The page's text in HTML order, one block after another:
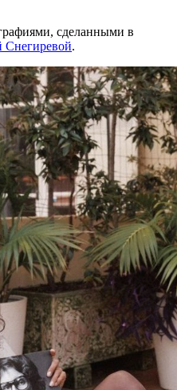
сделанными в
Снегиревой.